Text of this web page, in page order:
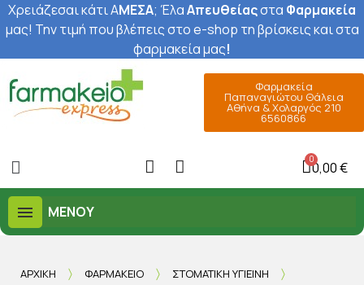
Χρειάζεσαι κάτι ΑΜΕΣΑ; ΈλαΑπευθείαςστα Φαρμακεία
μας! Την τιμή που βλέπεις στο e-shop τη βρίσκεις και στα
φαρμακεία μας!
Φαρμακεία
Παπαναγιώτου Θάλεια
Αθήνα & Χολαργός 210
6560866
0,00 €
ΜΕΝΟΎ
ΑΡΧΙΚΉ ΦΑΡΜΑΚΕΊΟ
ΣΤΟΜΑΤΙΚΉ ΥΓΙΕΙΝΉ